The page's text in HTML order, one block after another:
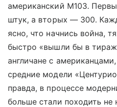
американский М103.
штук, а вторых — 300.
ясно, что начнись война,
быстро «вышли бы в
англичане с
средние модели
правда, в процессе
больше стали походить не